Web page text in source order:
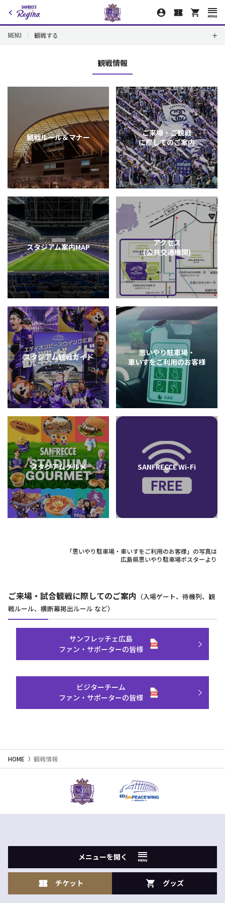
MENU 観戦する
観戦情報
観戦ルール＆マナー
ご来場・ご観戦
に際してのご案内
スタジアム案内MAP
アクセス
(公共交通機関)
スタジアム観戦ガイド
思いやり駐車場・
車いすをご利用のお客様
スタジアムグルメ SANFRECCE Wi-Fi
「思いやり駐車場・車いすをご利用のお客様」の写真は
広島県思いやり駐車場ポスターより
ご来場・試合観戦に際してのご案内 （入場ゲート、待機列、観
戦ルール、横断幕掲出ルール など）
サンフレッチェ広島
ファン・サポーターの皆様
ビジターチーム
ファン・サポーターの皆様
HOME 観戦情報
メニューを開く
チケット グッズ